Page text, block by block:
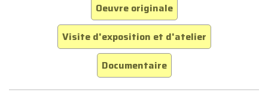
Oeuvre originale
Visite d'exposition et d'atelier
Documentaire